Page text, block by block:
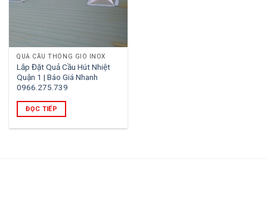
QUẢ CẦU THÔNG GIÓ INOX
Lắp Đặt Quả Cầu Hút Nhiệt
Quận 1 | Báo Giá Nhanh
0966.275.739
ĐỌC TIẾP